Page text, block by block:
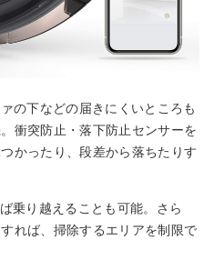
の下などの届きにくいところも
衝突防止・落下防止センサーを
かったり、段差から落ちたりす
乗り越えることも可能。さら
れば、掃除するエリアを制限で